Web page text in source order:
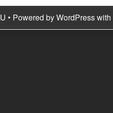
• Powered byWordPresswith